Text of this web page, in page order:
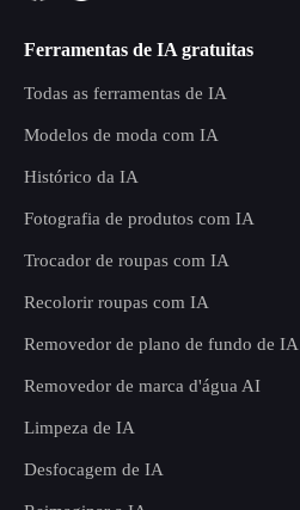
Ferramentas de IA gratuitas
Todas as ferramentas de IA
Modelos de moda com IA
Histórico da IA
Fotografia de produtos com IA
Trocador de roupas com IA
Recolorir roupas com IA
Removedor de plano de fundo de IA
Removedor de marca d'água AI
Limpeza de IA
Desfocagem de IA